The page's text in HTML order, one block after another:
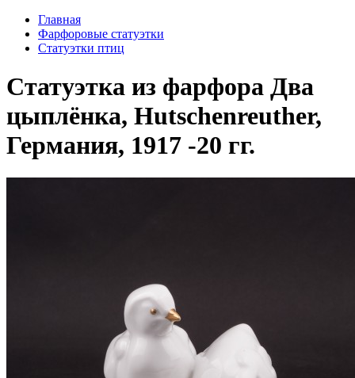
Главная
Фарфоровые статуэтки
Cтатуэтки птиц
Статуэтка из фарфора Два
цыплёнка, Hutschenreuther,
Германия, 1917 -20 гг.